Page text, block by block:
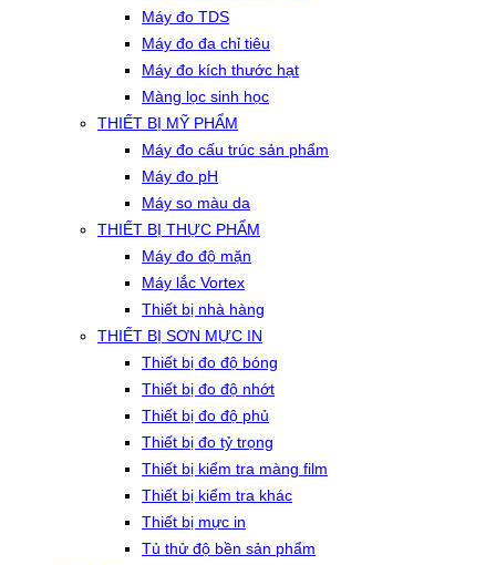
Máy đo TDS
Máy đo đa chỉ tiêu
Máy đo kích thước hạt
Màng lọc sinh học
THIẾT BỊ MỸ PHẨM
Máy đo cấu trúc sản phẩm
Máy đo pH
Máy so màu da
THIẾT BỊ THỰC PHẨM
Máy đo độ mặn
Máy lắc Vortex
Thiết bị nhà hàng
THIẾT BỊ SƠN MỰC IN
Thiết bị đo độ bóng
Thiết bị đo độ nhớt
Thiết bị đo độ phủ
Thiết bị đo tỷ trọng
Thiết bị kiểm tra màng film
Thiết bị kiểm tra khác
Thiết bị mực in
Tủ thử độ bền sản phẩm